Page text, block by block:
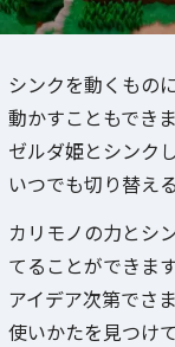
シンクを動くもの
動かすこともできま
ゼルダ姫とシンク
いつでも切り替え
カリモノの力とシ
てることができます
アイデア次第でさ
使いかたを見つけ